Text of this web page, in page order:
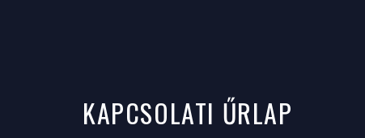
KAPCSOLATI ŰRLAP